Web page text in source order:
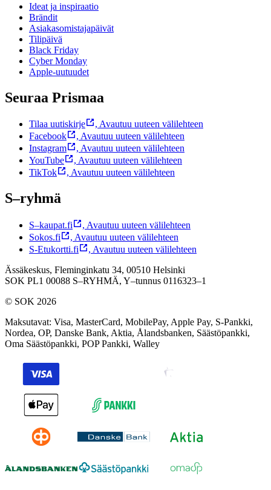
Ideat ja inspiraatio
Brändit
Asiakasomistajapäivät
Tilipäivä
Black Friday
Cyber Monday
Apple-uutuudet
Seuraa Prismaa
Tilaa uutiskirje , Avautuu uuteen välilehteen
Facebook
, Avautuu uuteen välilehteen
Instagram
, Avautuu uuteen välilehteen
YouTube
, Avautuu uuteen välilehteen
TikTok
, Avautuu uuteen välilehteen
S–ryhmä
S–kaupat.fi , Avautuu uuteen välilehteen
Sokos.fi
, Avautuu uuteen välilehteen
S-Etukortti.fi
, Avautuu uuteen välilehteen
Ässäkeskus, Fleminginkatu 34, 00510 Helsinki
SOK PL1 00088 S–RYHMÄ, Y–tunnus 0116323–1
© SOK 2026
Maksutavat: Visa, MasterCard, MobilePay, Apple Pay, S-Pankki,
Nordea, OP, Danske Bank, Aktia, Ålandsbanken, Säästöpankki,
Oma Säästöpankki, POP Pankki, Walley